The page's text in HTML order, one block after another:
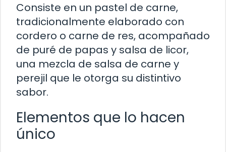
Consiste en un pastel de carne,
tradicionalmente elaborado con
cordero o carne de res, acompañado
de puré de papas y salsa de licor,
una mezcla de salsa de carne y
perejil que le otorga su distintivo
sabor.
Elementos que lo hacen
único